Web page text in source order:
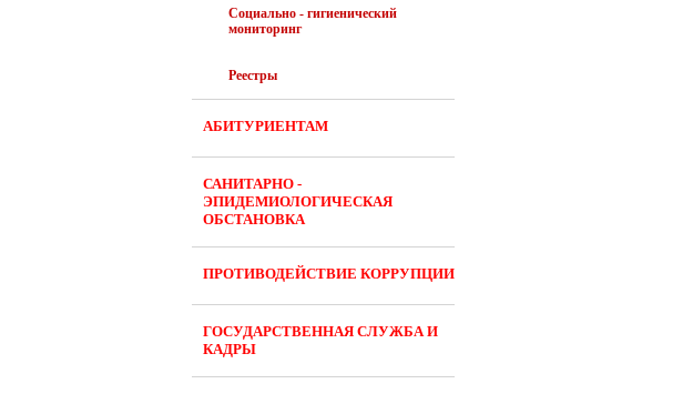
Социально - гигиенический
мониторинг
Реестры
АБИТУРИЕНТАМ
САНИТАРНО -
ЭПИДЕМИОЛОГИЧЕСКАЯ
ОБСТАНОВКА
ПРОТИВОДЕЙСТВИЕ КОРРУПЦИИ
ГОСУДАРСТВЕННАЯ СЛУЖБА И
КАДРЫ